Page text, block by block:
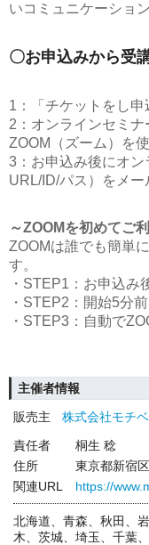
いコミュニケーショ
〇お申込みから受
1：「チケットをし申
2：オンラインセミ
ZOOM（ズーム）を使
3：お申込み後にオ
URL/ID/パス）をメー
～ZOOMを初めてご
ZOOMは誰でも簡単
す。
・STEP1：お申込み
・STEP2：開始5分
・STEP3：自動で
主催者情報
販売主
株式会社モチ
責任者
桐生 稔
住所
東京都新宿
関連URL
https://
北海道、青森、秋田、
木、茨城、埼玉、千葉